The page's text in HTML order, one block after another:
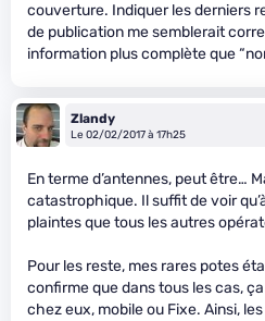
couverture. Indiquer les derniers
de publication me semblerait
information plus complète que
Zlandy
Le 02/02/2017 à 17h25
En terme d’antennes, peut être…
catastrophique. Il suffit de voir
plaintes que tous les autres
Pour les reste, mes rares potes
confirme que dans tous les cas,
chez eux, mobile ou Fixe. Ainsi,